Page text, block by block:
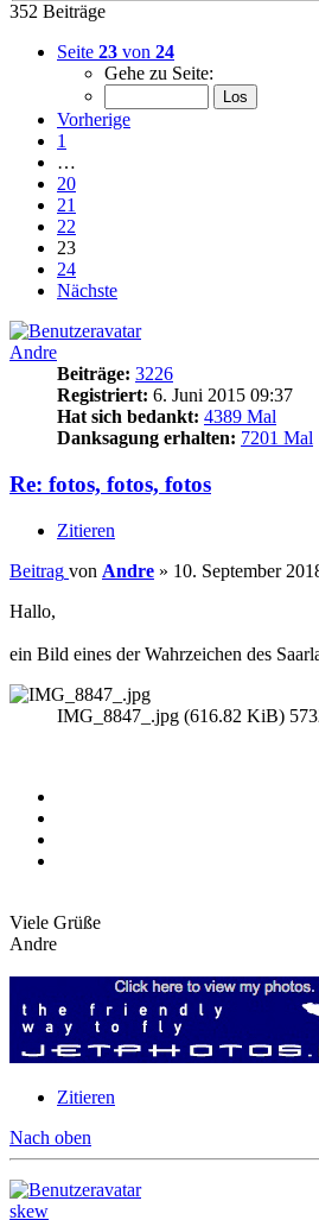
352 Beiträge
Seite 23 von 24
Gehe zu Seite:
Vorherige
1
…
20
21
22
23
24
Nächste
Andre
Beiträge: 3226
Registriert: 6. Juni 2015 09:37
Hat sich bedankt: 4389 Mal
Danksagung erhalten: 7201 Mal
Re: fotos, fotos, fotos
Zitieren
Beitrag von Andre » 10. September
Hallo,
ein Bild eines der Wahrzeichen des
IMG_8847_.jpg (616.82 KiB)
Viele Grüße
Andre
Zitieren
Nach oben
skew